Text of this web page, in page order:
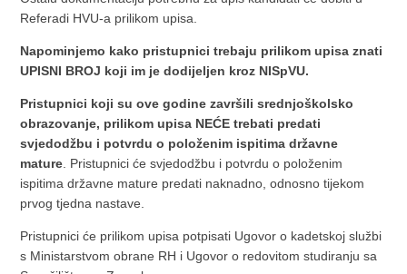
Referadi HVU-a prilikom upisa.
Napominjemo kako pristupnici trebaju prilikom upisa znati
UPISNI BROJ koji im je dodijeljen kroz NISpVU.
Pristupnici koji su ove godine završili srednjoškolsko
obrazovanje, prilikom upisa NEĆE trebati predati
svjedodžbu i potvrdu o položenim ispitima državne
mature. Pristupnici će svjedodžbu i potvrdu o položenim
ispitima državne mature predati naknadno, odnosno tijekom
prvog tjedna nastave.
Pristupnici će prilikom upisa potpisati Ugovor o kadetskoj službi
s Ministarstvom obrane RH i Ugovor o redovitom studiranju sa